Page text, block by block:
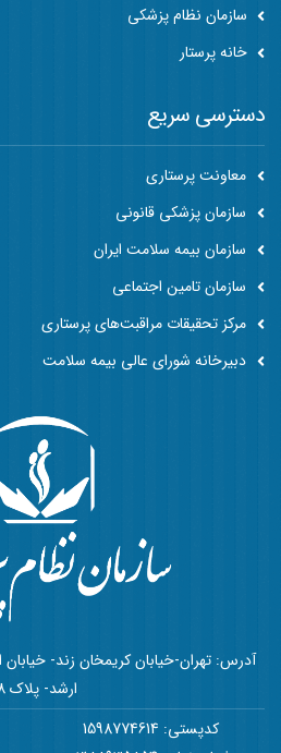
سازمان نظام پزشکی
خانه پرستار
آدرس: تهران-خیابان کریمخان زند-
ارشد- پلاک 8
کدپستی: 1598774614
دسترسی سریع
معاونت پرستاری
سازمان پزشکی قانونی
سازمان بیمه سلامت ایران
سازمان تامین اجتماعی
مرکز تحقیقات مراقبت‌های پرستاری
دبیرخانه شورای عالی بیمه سلامت